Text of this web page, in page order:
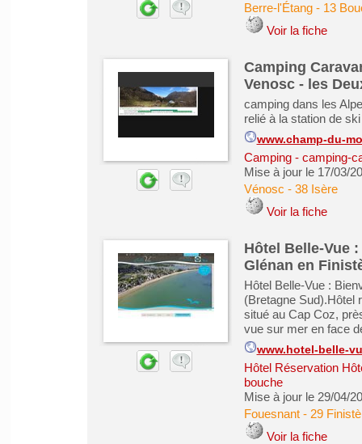
Berre-l'Étang- 13
Voir la fiche
Camping
Venosc - les
camping dans les
relié à la station de
www.champ-du-
Camping - camping-
Mise à jour le 17/03/
Vénosc - 38 Isère
Voir la fiche
Hôtel Belle-Vue
Glénan en
Hôtel Belle-Vue :
(Bretagne Sud).Hôtel
situé au Cap Coz,
vue sur mer en face
www.hotel-belle-
Hôtel Réservation
bouche
Mise à jour le 29/04/
Fouesnant- 29
Voir la fiche